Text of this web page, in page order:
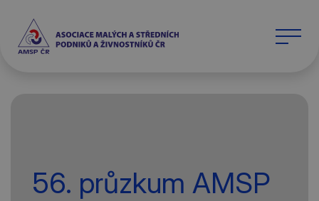
56. průzkum AMSP